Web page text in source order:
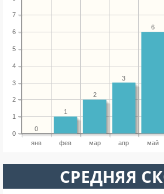
янв фев мар апр май
0
1
2
3
4
5
6
7
6
3
2
1
0
СРЕДНЯЯ